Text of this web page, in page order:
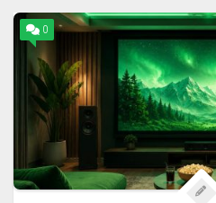
0